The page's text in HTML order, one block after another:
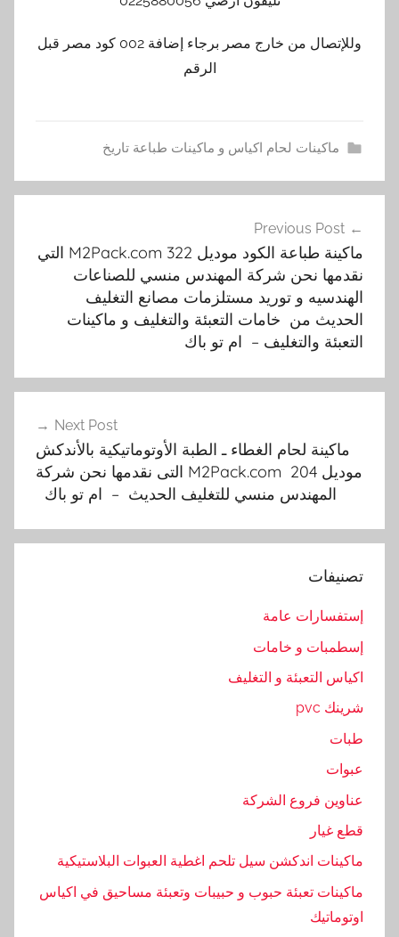
وللإتصال من خارج مصر برجاء إضافة 002 كود مصر قبل
الرقم
ماكينات لحام اكياس و ماكينات طباعة تاريخ
3
,
m
2
p
c
m
ل
ل
ف
,
ا
ى
ح
د
ي
المقالات
Previous Post
ماكينة طباعة الكود موديل M2Pack.com 322 التي
نقدمها نحن شركة المهندس منسي للصناعات
الهندسيه و توريد مستلزمات مصانع التغليف
الحديث من خامات التعبئة والتغليف و ماكينات
التعبئة والتغليف – ام تو باك
Next Post
ماكينة لحام الغطاء ـ الطبة الأوتوماتيكية بالأندكش
موديل M2Pack.com 204 التى نقدمها نحن شركة
المهندس منسي للتغليف الحديث – ام تو باك
تصنيفات
إستفسارات عامة
إسطمبات و خامات
اكياس التعبئة و التغليف
شرينك pvc
طبات
عبوات
عناوين فروع الشركة
قطع غيار
ماكينات اندكشن سيل تلحم اغطية العبوات البلاستيكية
ماكينات تعبئة حبوب و حبيبات وتعبئة مساحيق في اكياس
اوتوماتيك